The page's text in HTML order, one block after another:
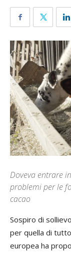
Doveva entrare
problemi per le
cacao
Sospiro di
per quella di
europea ha